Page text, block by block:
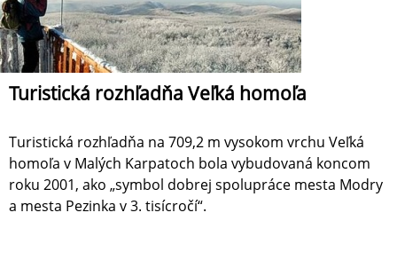
Turistická rozhľadňa Veľká homoľa
Turistická rozhľadňa na 709,2 m vysokom vrchu Veľká
homoľa v Malých Karpatoch bola vybudovaná koncom
roku 2001, ako „symbol dobrej spolupráce mesta Modry
a mesta Pezinka v 3. tisícročí“.